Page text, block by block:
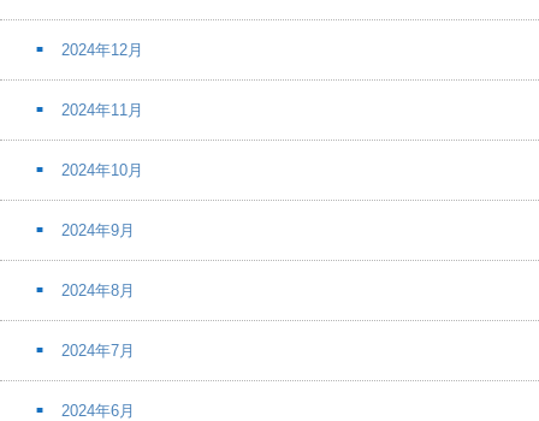
2024年12月
2024年11月
2024年10月
2024年9月
2024年8月
2024年7月
2024年6月